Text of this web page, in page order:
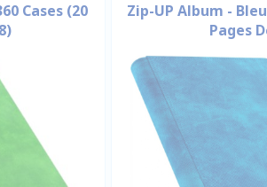
Cases (20
Zip-UP Album -
Pages